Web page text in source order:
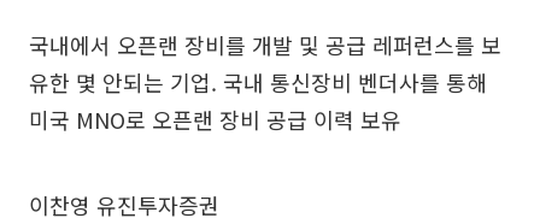
국내에서 오픈랜 장비를 개발 및 공급 레퍼런스를 보
유한 몇 안되는 기업. 국내 통신장비 벤더사를 통해
미국 MNO로 오픈랜 장비 공급 이력 보유
이찬영 유진투자증권